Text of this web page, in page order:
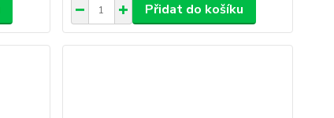
Přidat do košíku